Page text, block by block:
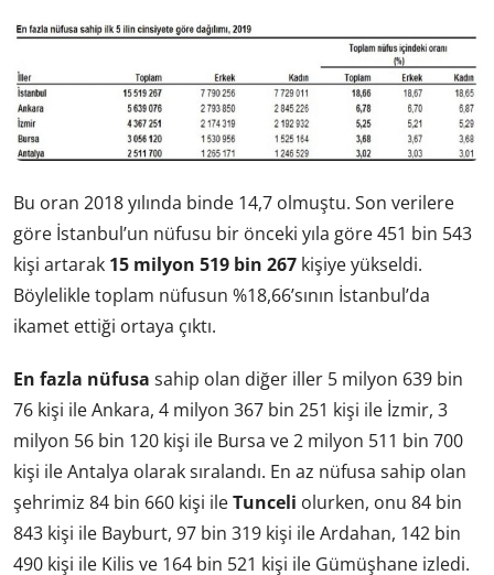
Bu oran 2018 yılında binde 14,7 olmuştu. Son verilere
göre İstanbul’un nüfusu bir önceki yıla göre 451 bin 543
kişi artarak 15 milyon 519 bin 267 kişiye yükseldi.
Böylelikle toplam nüfusun %18,66’sının İstanbul’da
ikamet ettiği ortaya çıktı.
En fazla nüfusa sahip olan diğer iller 5 milyon 639 bin
76 kişi ile Ankara, 4 milyon 367 bin 251 kişi ile İzmir, 3
milyon 56 bin 120 kişi ile Bursa ve 2 milyon 511 bin 700
kişi ile Antalya olarak sıralandı. En az nüfusa sahip olan
şehrimiz 84 bin 660 kişi ileTunceli olurken, onu 84 bin
843 kişi ile Bayburt, 97 bin 319 kişi ile Ardahan, 142 bin
490 kişi ile Kilis ve 164 bin 521 kişi ile Gümüşhane izledi.